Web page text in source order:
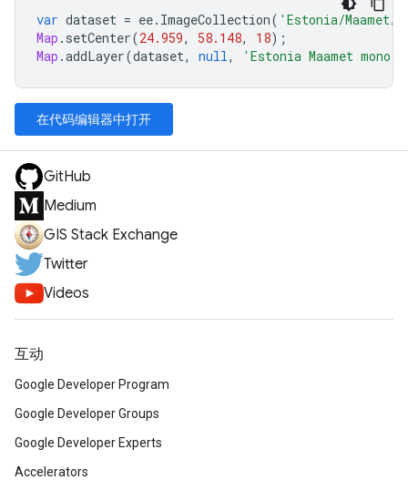
var dataset = ee. ImageCollection( 'Estonia/Maamet/
Map . setCenter(24.959, 58.148, 18);
Map .addLayer(dataset, null, 'Estonia Maamet
在代码编辑器中打开
GitHub
Medium
GIS Stack Exchange
Twitter
Videos
互动
Google Developer Program
Google Developer Groups
Google Developer Experts
Accelerators